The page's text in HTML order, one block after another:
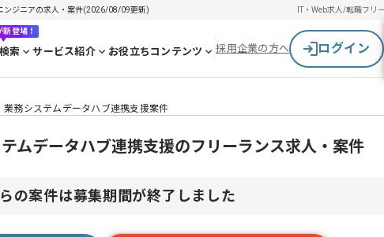
ンジニアの求人・案件(2026/08/09更新) IT・Web求人/転職フリ
登場！
索 サービス紹介 お役立ちコンテンツ 採用企業の方へ ログイン
業務システムデータハブ連携支援案件
ムデータハブ連携支援のフリーランス求人・案件
の案件は募集期間が終了しました